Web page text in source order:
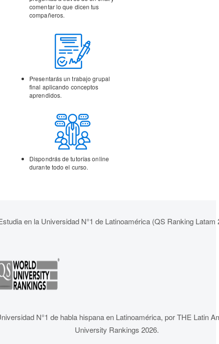
comentar lo que dicen tus
compañeros.
Presentarás un trabajo grupal
final aplicando conceptos
aprendidos.
Dispondrás de tutoríasonline
durante todo el curso.
en la Universidad N°1 de Latinoamérica (QS Ranking Latam
N°1 de habla hispana en Latinoamérica, por THE Latin
University Rankings 2026.